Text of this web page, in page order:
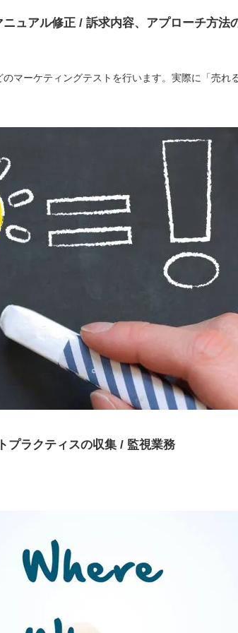
ュアル修正 / 訴求内容、アプローチ方法
マーケティングテストを行います。実際に「売れ
プラクティスの収集 / 監視業務